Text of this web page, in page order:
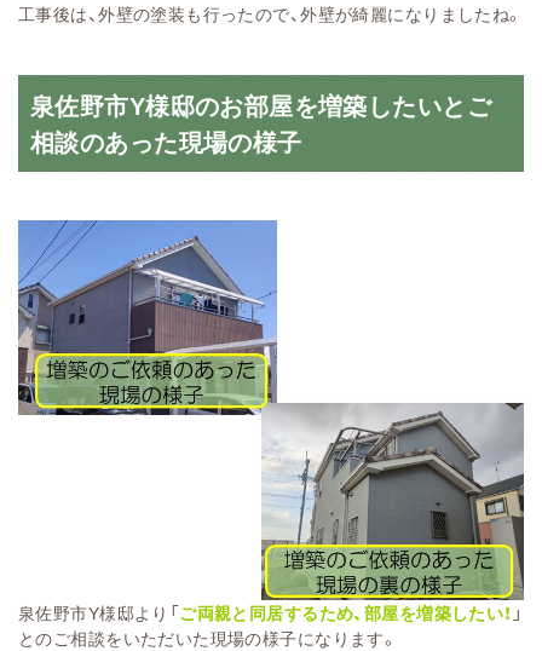
工事後は、外壁の塗装も行ったので、外壁が綺麗になりましたね。
泉佐野市Y様邸のお部屋を増築したいとご
相談のあった現場の様子
泉佐野市Y様邸より「ご両親と同居するため、部屋を増築したい！ 」
とのご相談をいただいた現場の様子になります。